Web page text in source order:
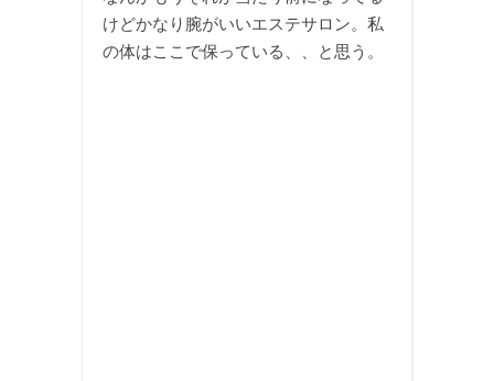
けどかなり腕がいいエステサロン。私
の体はここで保っている、、と思う。